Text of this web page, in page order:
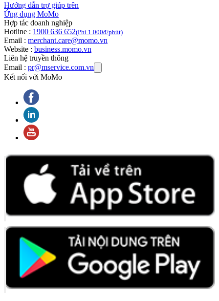
Hướng dẫn trợ giúp trên
Ứng dụng MoMo
Hợp tác doanh nghiệp
Hotline : 1900 636 652(Phí 1.000đ/phút)
Email : merchant.care@momo.vn
Website : business.momo.vn
Liên hệ truyền thông
Email : pr@mservice.com.vn
Kết nối với MoMo